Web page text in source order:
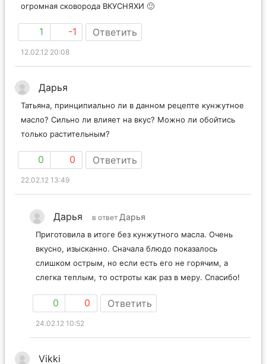
огромная сковорода ВКУСНЯХИ 🙂
1 -1 Ответить
12.02.12 20:08
Дарья
Татьяна, принципиально ли в данном рецепте кунжутное
масло? Сильно ли влияет на вкус? Можно ли обойтись
только растительным?
0 0 Ответить
22.02.12 13:49
Дарья в ответ Дарья
Приготовила в итоге без кунжутного масла. Очень
вкусно, изысканно. Сначала блюдо показалось
слишком острым, но если есть его не горячим, а
слегка теплым, то остроты как раз в меру. Спасибо!
0 0 Ответить
24.02.12 10:52
Vikki